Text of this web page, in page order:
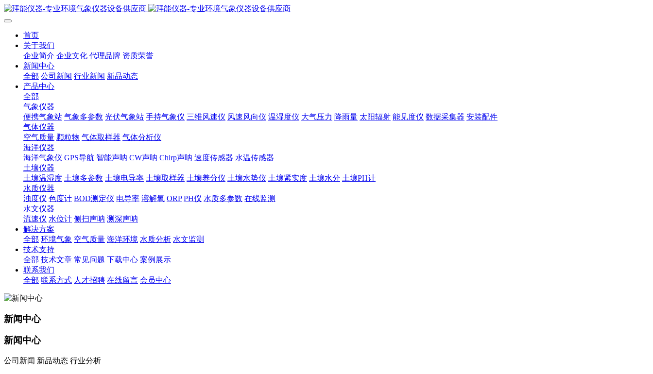
首页
关于我们
企业简介 企业文化 代理品牌 资质荣誉
新闻中心
全部 公司新闻 行业新闻 新品动态
产品中心
全部
气象仪器
便携气象站 气象多参数 光伏气象站 手持气象仪 三维风速仪 风速风向仪 温湿度仪 大气压力 降雨量 太阳辐射 能见度仪 数据采集器 安装配件
气体仪器
空气质量 颗粒物 气体取样器 气体分析仪
海洋仪器
海洋气象仪 GPS导航 智能声呐 CW声呐 Chirp声呐 速度传感器 水温传感器
土壤仪器
土壤温湿度 土壤多参数 土壤电导率 土壤取样器 土壤养分仪 土壤水势仪 土壤紧实度 土壤水分 土壤PH计
水质仪器
浊度仪 色度计 BOD测定仪 电导率 溶解氧 ORP PH仪 水质多参数 在线监测
水文仪器
流速仪 水位计 侧扫声呐 测深声呐
解决方案
全部 环境气象 空气质量 海洋环境 水质分析 水文监测
技术支持
全部 技术文章 常见问题 下载中心 案例展示
联系我们
全部 联系方式 人才招聘 在线留言 会员中心
新闻中心
新闻中心
公司新闻 新品动态 行业分析